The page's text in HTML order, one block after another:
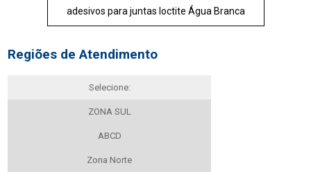
adesivos para juntas loctite Água Branca
Regiões de Atendimento
Selecione:
ZONA SUL
ABCD
Zona Norte